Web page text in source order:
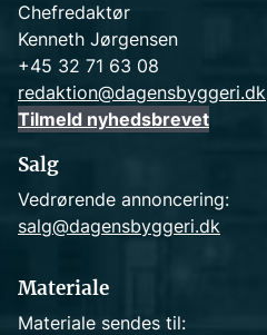
Chefredaktør
Kenneth Jørgensen
+45 32 71 63 08
redaktion@dagensbyggeri.dk
Tilmeld nyhedsbrevet
Salg
Vedrørende annoncering:
salg@dagensbyggeri.dk
Materiale
Materiale sendes til: